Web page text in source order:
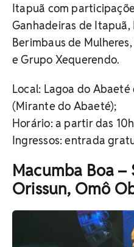
Itapuã com
Ganhadeiras de Itapuã,
Berimbaus de
e Grupo Xequerendo.
Local: Lagoa do Abaeté
(Mirante do Abaeté);
Horário: a partir das
Ingressos: entrada
Macumba Boa –
Orissun, Omô